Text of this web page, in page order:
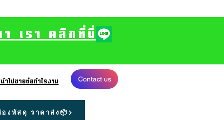
เรา คลิกที่นี่
ไปขายต่อกำไรงาม Contact us
งพัสดุ ราคาส่ง📦